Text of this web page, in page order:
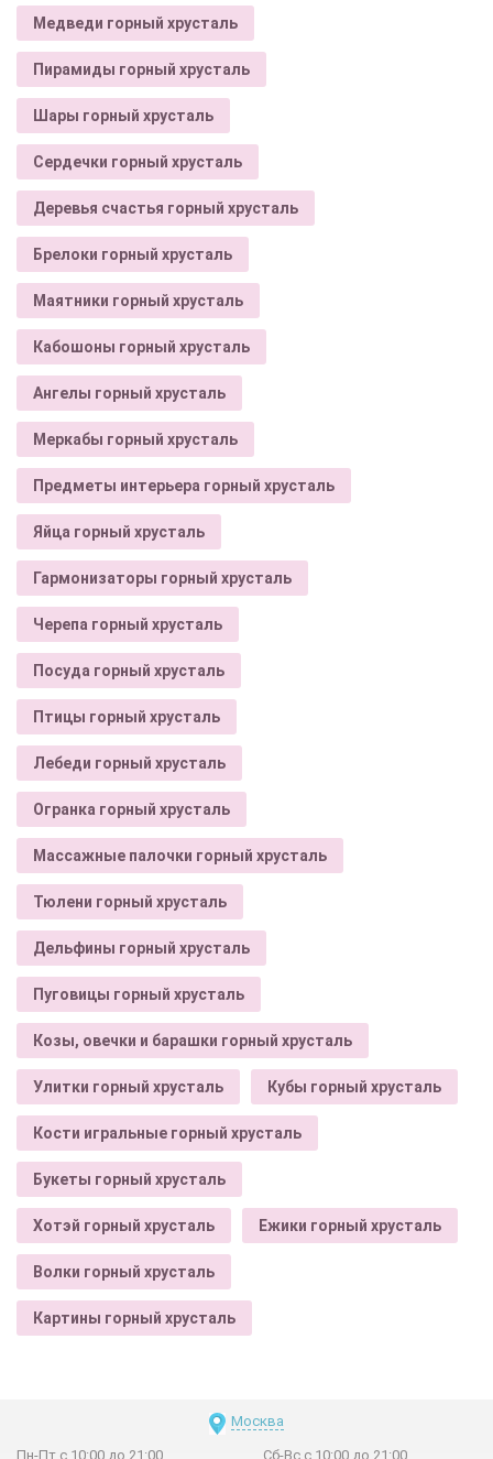
Медведи горный хрусталь
Пирамиды горный хрусталь
Шары горный хрусталь
Сердечки горный хрусталь
Деревья счастья горный хрусталь
Брелоки горный хрусталь
Маятники горный хрусталь
Кабошоны горный хрусталь
Ангелы горный хрусталь
Меркабы горный хрусталь
Предметы интерьера горный хрусталь
Яйца горный хрусталь
Гармонизаторы горный хрусталь
Черепа горный хрусталь
Посуда горный хрусталь
Птицы горный хрусталь
Лебеди горный хрусталь
Огранка горный хрусталь
Массажные палочки горный хрусталь
Тюлени горный хрусталь
Дельфины горный хрусталь
Пуговицы горный хрусталь
Козы, овечки и барашки горный хрусталь
Улитки горный хрусталь Кубы горный хрусталь
Кости игральные горный хрусталь
Букеты горный хрусталь
Хотэй горный хрусталь Ежики горный хрусталь
Волки горный хрусталь
Картины горный хрусталь
Москва
Пн-Пт с 10:00 до 21:00 Сб-Вс с 10:00 до 21:00